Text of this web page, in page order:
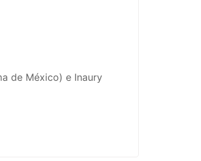
de México) e Inaury